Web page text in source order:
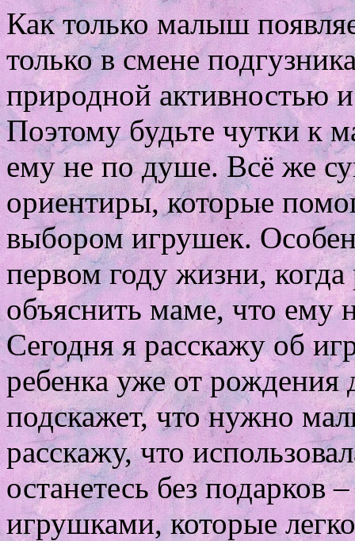
Как только малыш
только в смене
природной активностью
Поэтому будьте чутки к
ему не по душе. Всё же
ориентиры, которые
выбором игрушек.
первом году жизни,
объяснить маме, что
Сегодня я расскажу об
ребенка уже от рождения
подскажет, что нужно
расскажу, что
останетесь без подарков
игрушками, которые